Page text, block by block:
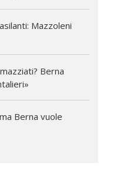
Mazzoleni
Berna
Berna vuole